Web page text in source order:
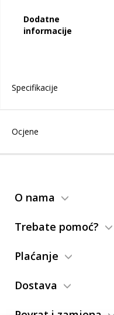
Dodatne
informacije
Specifikacije
Ocjene
O nama
Trebate pomoć?
Plaćanje
Dostava